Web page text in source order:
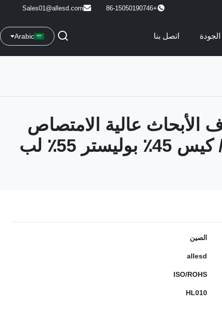
+86-15050190746
Sales01@allesd.com
اتصل بنا Arabic
عالية الامتصاص
300 قطعة / كيس 45٪ بوليستر 55٪ لب
الصين
allesd
ISO/ROHS
HL010